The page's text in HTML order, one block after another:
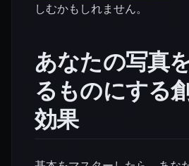
しむかもしれません。
あなたの写真
るものにする
効果